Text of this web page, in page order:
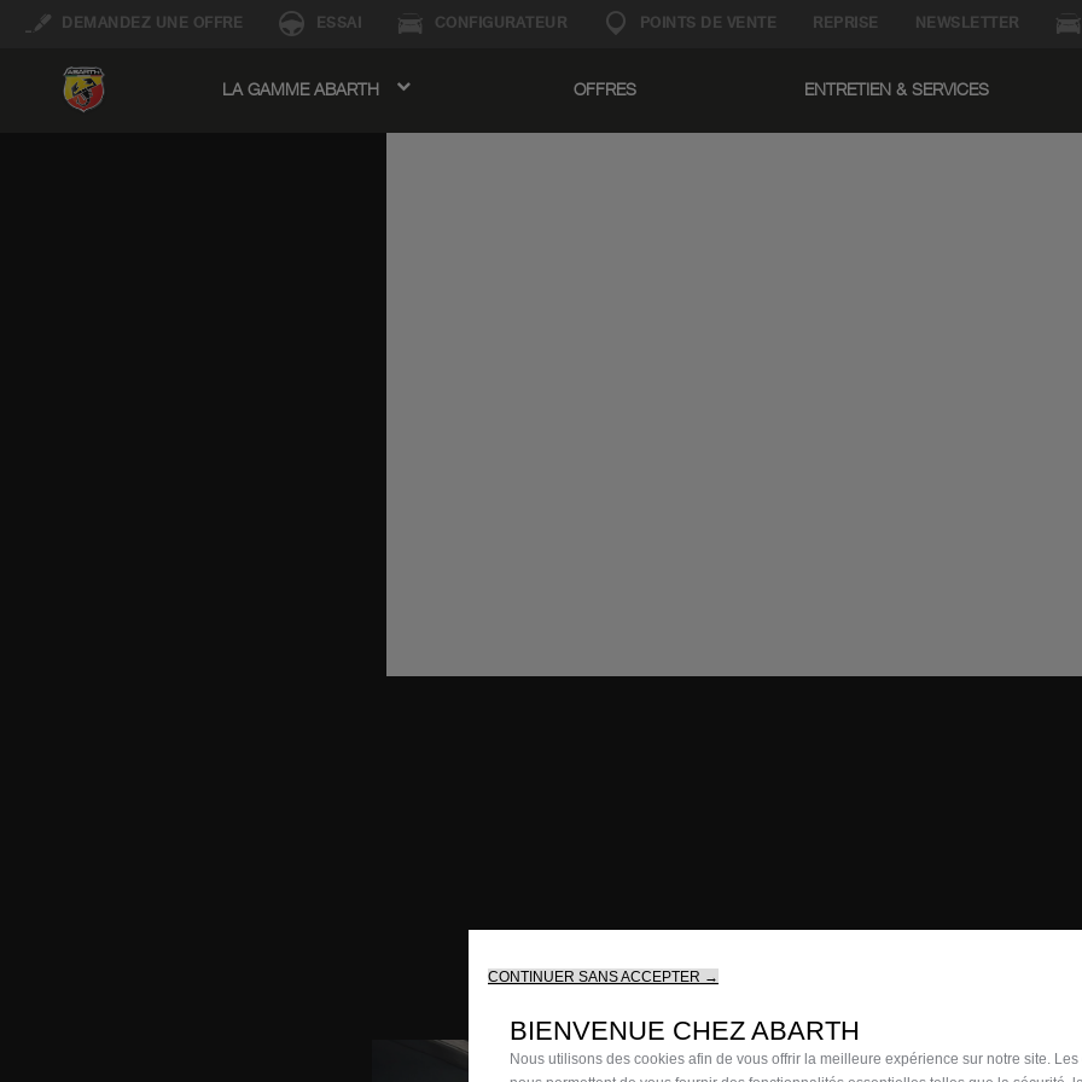
DEMANDEZ UNE OFFRE ESSAI CONFIGURATEUR POINTS DE VENTE REPRISE NEWSLETTER
LA GAMME ABARTH OFFRES ENTRETIEN & SERVICES
AUTRES OFFRES
CONTINUER SANS ACCEPTER →
BIENVENUE CHEZ ABARTH
Nous utilisons des cookies afin de vous offrir la meilleure expérience sur notre site.